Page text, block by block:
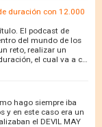
duración con 12.000
El podcast de
del mundo de los
reto, realizar un
el cual va a c…
hago siempre iba
y en este caso era un
el DEVIL MAY